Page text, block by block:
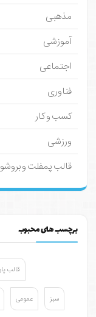
مذهبی
آموزشی
اجتماعی
فناوری
کسب و کار
ورزشی
قالب پمفلت و
برچسب های محبوب
قالب
عمومی سبز